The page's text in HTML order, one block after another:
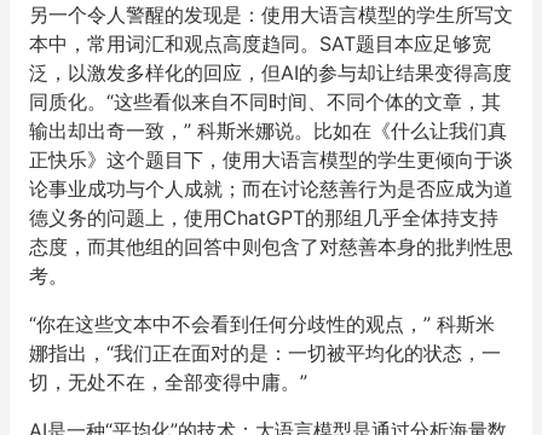
另一个令人警醒的发现是：使用大语言模型的学生所写文
本中，常用词汇和观点高度趋同。SAT题目本应足够宽
泛，以激发多样化的回应，但AI的参与却让结果变得高度
同质化。“这些看似来自不同时间、不同个体的文章，其
输出却出奇一致，” 科斯米娜说。比如在《什么让我们真
正快乐》这个题目下，使用大语言模型的学生更倾向于谈
论事业成功与个人成就；而在讨论慈善行为是否应成为道
德义务的问题上，使用ChatGPT的那组几乎全体持支持
态度，而其他组的回答中则包含了对慈善本身的批判性思
考。
“你在这些文本中不会看到任何分歧性的观点，” 科斯米
娜指出，“我们正在面对的是：一切被平均化的状态，一
切，无处不在，全部变得中庸。”
AI是一种“平均化”的技术：大语言模型是通过分析海量数